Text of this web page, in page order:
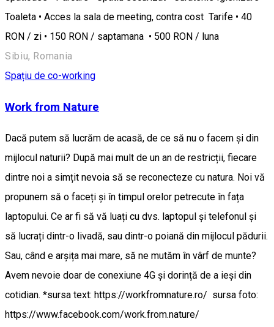
Toaleta • Acces la sala de meeting, contra cost Tarife • 40
RON / zi • 150 RON / saptamana • 500 RON / luna
Sibiu, Romania
Spațiu de co-working
Work from Nature
Dacă putem să lucrăm de acasă, de ce să nu o facem și din
mijlocul naturii? După mai mult de un an de restricții, fiecare
dintre noi a simțit nevoia să se reconecteze cu natura. Noi vă
propunem să o faceți și în timpul orelor petrecute în fața
laptopului. Ce ar fi să vă luați cu dvs. laptopul și telefonul și
să lucrați dintr-o livadă, sau dintr-o poiană din mijlocul pădurii.
Sau, când e arșița mai mare, să ne mutăm în vârf de munte?
Avem nevoie doar de conexiune 4G și dorință de a ieși din
cotidian. *sursa text: https://workfromnature.ro/ sursa foto:
https://www.facebook.com/work.from.nature/